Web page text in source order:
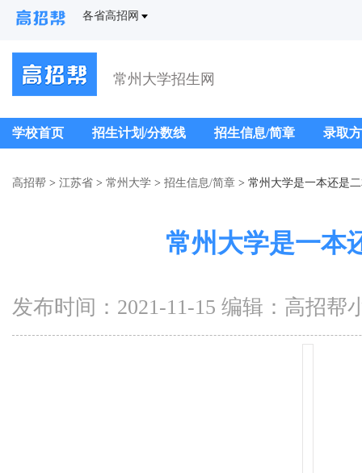
各省高招网
常州大学招生网
学校首页 招生计划/分数线 招生信息/简章 录取
高招帮 > 江苏省 > 常州大学 > 招生信息/简章 > 常州大学是一本还是
常州大学是一本
发布时间：2021-11-15 编辑：高招帮